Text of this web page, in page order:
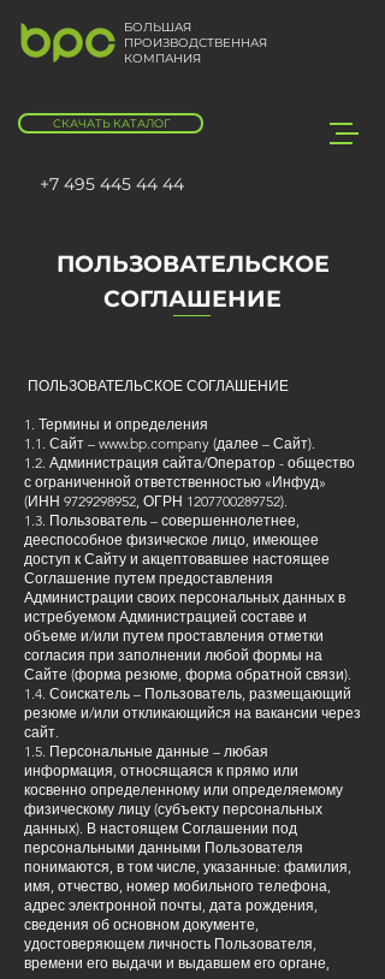
СКАЧАТЬ КАТАЛОГ
+7 495 445 44 44
БОЛЬШАЯ
ПРОИЗВОДСТВЕННАЯ
КОМПАНИЯ
ПОЛЬЗОВАТЕЛЬСКОЕ
СОГЛАШЕНИЕ
ПОЛЬЗОВАТЕЛЬСКОЕ СОГЛАШЕНИЕ
1. Термины и определения
1.1. Сайт – www.bp.company (далее – Сайт).
1.2. Администрация сайта/Оператор - общество
с ограниченной ответственностью «Инфуд»
(ИНН 9729298952, ОГРН 1207700289752).
1.3. Пользователь – совершеннолетнее,
дееспособное физическое лицо, имеющее
доступ к Сайту и акцептовавшее настоящее
Соглашение путем предоставления
Администрации своих персональных данных в
истребуемом Администрацией составе и
объеме и/или путем проставления отметки
согласия при заполнении любой формы на
Сайте (форма резюме, форма обратной связи).
1.4. Соискатель – Пользователь, размещающий
резюме и/или откликающийся на вакансии через
сайт.
1.5. Персональные данные – любая
информация, относящаяся к прямо или
косвенно определенному или определяемому
физическому лицу (субъекту персональных
данных). В настоящем Соглашении под
персональными данными Пользователя
понимаются, в том числе, указанные: фамилия,
имя, отчество, номер мобильного телефона,
адрес электронной почты, дата рождения,
сведения об основном документе,
удостоверяющем личность Пользователя,
времени его выдачи и выдавшем его органе,